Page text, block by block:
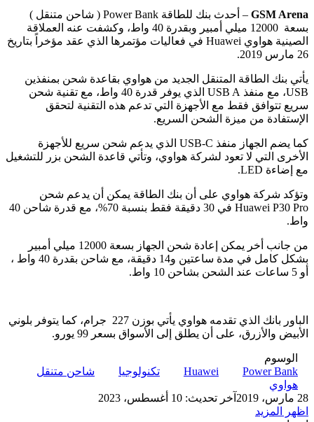
GSM Arena
– أحدث بنك للطاقة Power Bank ( شاحن متنقل )
بسعة 12000 ميلي أمبير وبقدرة 40 واط، وكشفت عنه العملاقة
الصينية هواوي Huawei في فعاليات مؤتمرها الذي عقد مؤخراً بتاريخ
26 مارس 2019.
يأتي بنك الطاقة المتنقل الجديد من هواوي بقاعدة شحن بمنفذين
USB، مع منفذ USB A الذي يوفر قدرة 40 واط، مع تقنية شحن
سريع تتوافق فقط مع الأجهزة التي تدعم هذه التقنية لتحقق
الإستفادة من ميزة الشحن السريع.
كما يضم الجهاز منفذ USB-C الذي يدعم شحن سريع للأجهزة
الأخرى التي لا تعود لشركة هواوي، وتأتي قاعدة الشحن بزر للتشغيل
مع إضاءة LED.
وتؤكد شركة هواوي على أن بنك الطاقة يمكن أن يدعم شحن
Huawei P30 Pro في 30 دقيقة فقط بنسبة 70%، مع قدرة شاحن 40
واط.
من جانب أخر يمكن إعادة شحن الجهاز بسعة 12000 ميلي أمبير
بشكل كامل في مدة ساعتين و14 دقيقة، مع شاحن بقدرة 40 واط ،
أو 5 ساعات عند الشحن بشاحن 10 واط.
الباور بانك الذي تقدمه هواوي يأتي بوزن 227 جرام، كما يتوفر بلوني
الأبيض والأزرق، على أن يطلق إلى الأسواق بسعر 99 يورو.
الوسوم
Huawei
Power Bank تكنولوجيا
شاحن متنقل
هواوي
28 مارس، 2019
آخر تحديث: 10 أغسطس، 2023
اظهر المزيد